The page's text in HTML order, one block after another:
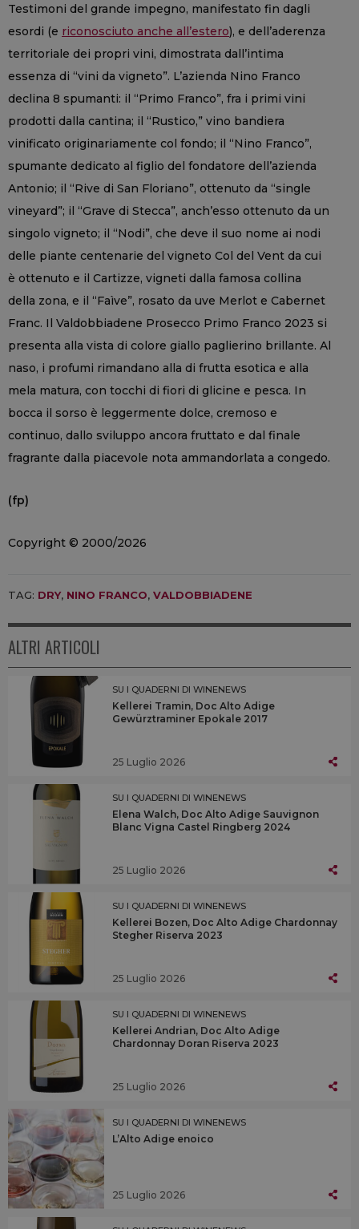
Testimoni del grande impegno, manifestato fin dagli
esordi (e riconosciuto anche all’estero), e dell’aderenza
territoriale dei propri vini, dimostrata dall’intima
essenza di “vini da vigneto”. L’azienda Nino Franco
declina 8 spumanti: il “Primo Franco”, fra i primi vini
prodotti dalla cantina; il “Rustico,” vino bandiera
vinificato originariamente col fondo; il “Nino Franco”,
spumante dedicato al figlio del fondatore dell’azienda
Antonio; il “Rive di San Floriano”, ottenuto da “single
vineyard”; il “Grave di Stecca”, anch’esso ottenuto da un
singolo vigneto; il “Nodi”, che deve il suo nome ai nodi
delle piante centenarie del vigneto Col del Vent da cui
è ottenuto e il Cartizze, vigneti dalla famosa collina
della zona, e il “Faìve”, rosato da uve Merlot e Cabernet
Franc. Il Valdobbiadene Prosecco Primo Franco 2023 si
presenta alla vista di colore giallo paglierino brillante. Al
naso, i profumi rimandano alla di frutta esotica e alla
mela matura, con tocchi di fiori di glicine e pesca. In
bocca il sorso è leggermente dolce, cremoso e
continuo, dallo sviluppo ancora fruttato e dal finale
fragrante dalla piacevole nota ammandorlata a congedo.
(fp)
Copyright © 2000/2026
TAG: DRY, NINO FRANCO, VALDOBBIADENE
ALTRI ARTICOLI
SU I QUADERNI DI WINENEWS
Kellerei Tramin, Doc Alto Adige
Gewürztraminer Epokale 2017
25 Luglio 2026
SU I QUADERNI DI WINENEWS
Elena Walch, Doc Alto Adige Sauvignon
Blanc Vigna Castel Ringberg 2024
25 Luglio 2026
SU I QUADERNI DI WINENEWS
Kellerei Bozen, Doc Alto Adige Chardonnay
Stegher Riserva 2023
25 Luglio 2026
SU I QUADERNI DI WINENEWS
Kellerei Andrian, Doc Alto Adige
Chardonnay Doran Riserva 2023
25 Luglio 2026
SU I QUADERNI DI WINENEWS
L’Alto Adige enoico
25 Luglio 2026